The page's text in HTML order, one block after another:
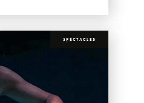
SPECTACLES